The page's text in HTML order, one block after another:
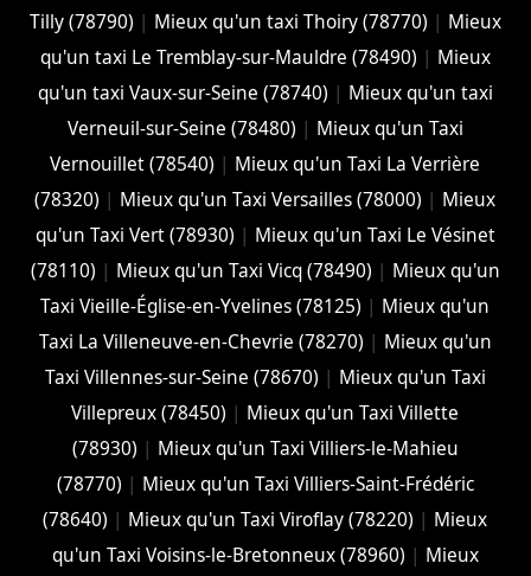
Tilly (78790) | Mieux qu'un taxi Thoiry (78770) | Mieux
qu'un taxi Le Tremblay-sur-Mauldre (78490) | Mieux
qu'un taxi Vaux-sur-Seine (78740) | Mieux qu'un taxi
Verneuil-sur-Seine (78480) | Mieux qu'un Taxi
Vernouillet (78540) | Mieux qu'un Taxi La Verrière
(78320) | Mieux qu'un Taxi Versailles (78000) | Mieux
qu'un Taxi Vert (78930) | Mieux qu'un Taxi Le Vésinet
(78110) | Mieux qu'un Taxi Vicq (78490) | Mieux qu'un
Taxi Vieille-Église-en-Yvelines (78125) | Mieux qu'un
Taxi La Villeneuve-en-Chevrie (78270) | Mieux qu'un
Taxi Villennes-sur-Seine (78670) | Mieux qu'un Taxi
Villepreux (78450) | Mieux qu'un Taxi Villette
(78930) | Mieux qu'un Taxi Villiers-le-Mahieu
(78770) | Mieux qu'un Taxi Villiers-Saint-Frédéric
(78640) | Mieux qu'un Taxi Viroflay (78220) | Mieux
qu'un Taxi Voisins-le-Bretonneux (78960) | Mieux